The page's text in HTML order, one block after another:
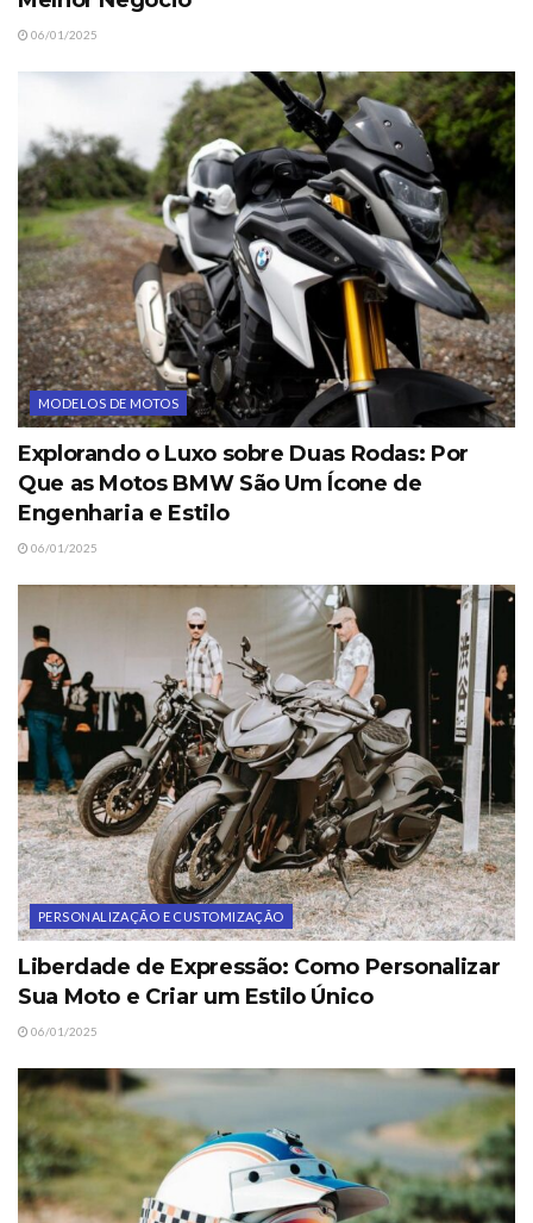
06/01/2025
MODELOS DE MOTOS
Explorando o Luxo sobre Duas Rodas: Por
Que as Motos BMW São Um Ícone de
Engenharia e Estilo
06/01/2025
PERSONALIZAÇÃO E CUSTOMIZAÇÃO
Liberdade de Expressão: Como Personalizar
Sua Moto e Criar um Estilo Único
06/01/2025